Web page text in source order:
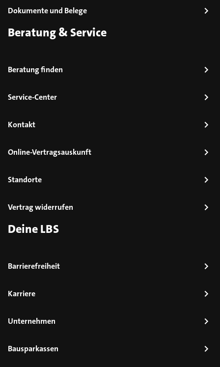
Dokumente und Belege
Beratung & Service
Beratung finden
Service-Center
Kontakt
Online-Vertragsauskunft
Standorte
Vertrag widerrufen
Deine LBS
Barrierefreiheit
Karriere
Unternehmen
Bausparkassen